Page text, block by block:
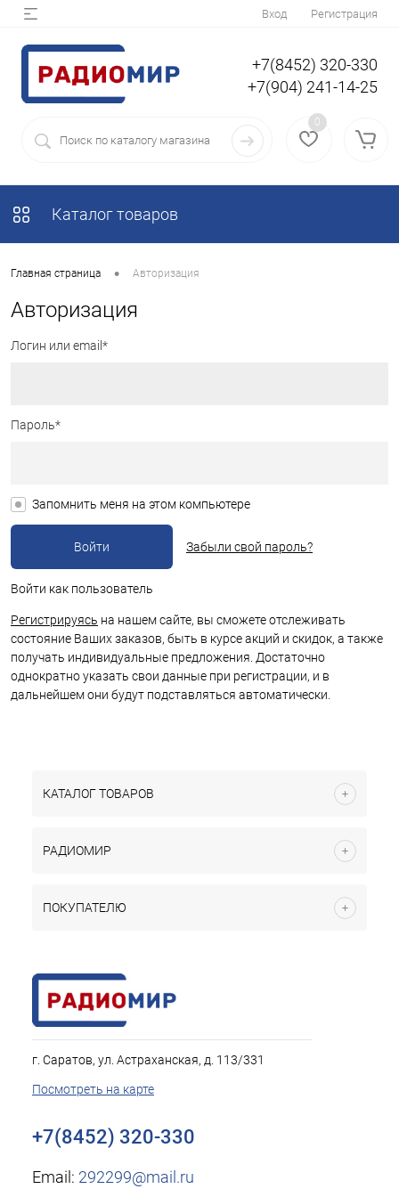
Вход Регистрация
+7(8452) 320-330
+7(904) 241-14-25
0
Каталог товаров
Главная страница • Авторизация
Авторизация
Логин или email*
Пароль*
Запомнить меня на этом компьютере
Забыли свой пароль?
Войти как пользователь
Регистрируясь на нашем сайте, вы сможете отслеживать
состояние Ваших заказов, быть в курсе акций и скидок, а также
получать индивидуальные предложения. Достаточно
однократно указать свои данные при регистрации, и в
дальнейшем они будут подставляться автоматически.
КАТАЛОГ ТОВАРОВ
РАДИОМИР
ПОКУПАТЕЛЮ
г. Саратов, ул. Астраханская, д. 113/331
Посмотреть на карте
+7(8452) 320-330
Email: 292299@mail.ru